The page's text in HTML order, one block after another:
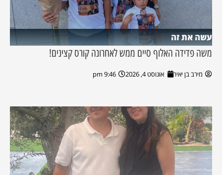
עשה את זה
משה פדידה האלוף סיים ממש לאחרונה קורס קצינים!
מירב בן יאיר אוגוסט 4, 2026 9:46 pm